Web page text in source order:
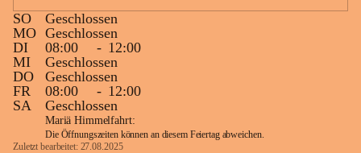
sein.
Die OMV Austria ist bemüht, für die
Bevölkerung ungewohnte, jedoch
technisch notwendige Betriebszustände so
kurz wie möglich zu halten.
Wir bitten daher die umliegende
Bevölkerung um Verständnis.
SO
Geschlossen
MO Geschlossen
DI
08:00 - 12:00
MI
Geschlossen
DO
Geschlossen
FR
08:00 - 12:00
SA
Geschlossen
Mariä Himmelfahrt:
Die Öffnungszeiten können an diesem Feiertag abweichen.
Zuletzt bearbeitet: 27.08.2025